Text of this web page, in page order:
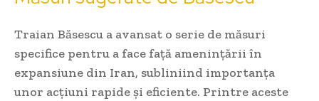
Traian Băsescu a avansat o serie de măsuri
specifice pentru a face față amenințării în
expansiune din Iran, subliniind importanța
unor acțiuni rapide și eficiente. Printre aceste